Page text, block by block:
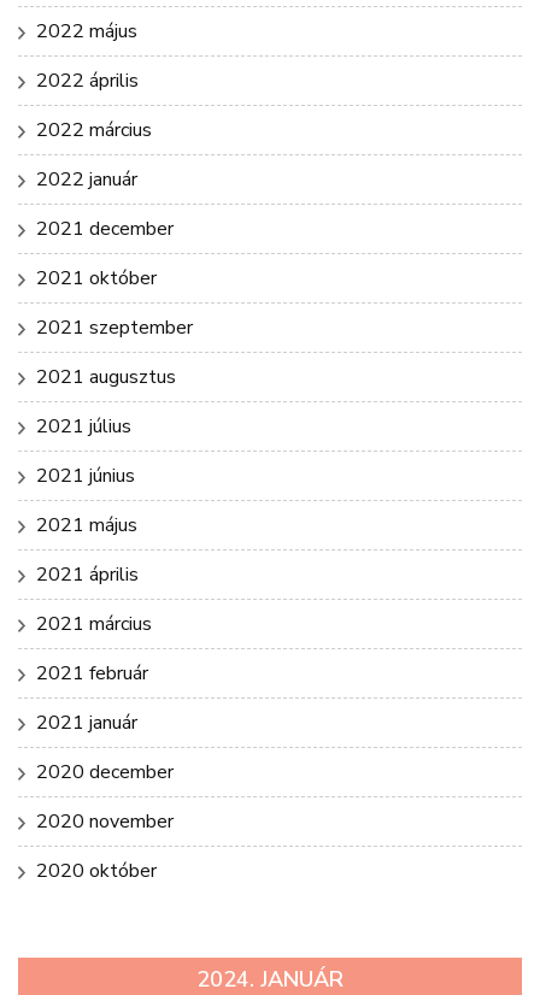
2022 május
2022 április
2022 március
2022 január
2021 december
2021 október
2021 szeptember
2021 augusztus
2021 július
2021 június
2021 május
2021 április
2021 március
2021 február
2021 január
2020 december
2020 november
2020 október
2024. JANUÁR